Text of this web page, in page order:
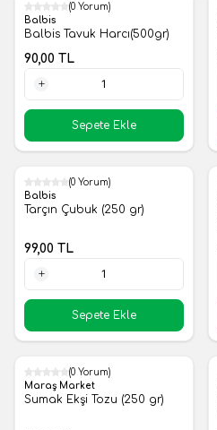
Yeni
(0 Yorum)
Balbis
Balbis Tavuk Harcı(500gr)
90,00 TL
Sepete Ekle
Yeni
(0 Yorum)
Balbis
Tarçın Çubuk (250 gr)
99,00 TL
Sepete Ekle
Yeni
(0 Yorum)
Maraş Market
Sumak Ekşi Tozu (250 gr)